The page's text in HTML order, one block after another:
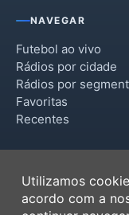
NAVEGAR
Futebol ao vivo
Rádios por cidade
Rádios por
Favoritas
Recentes
Termos de Uso
Política de
Utilizamos
acordo com a